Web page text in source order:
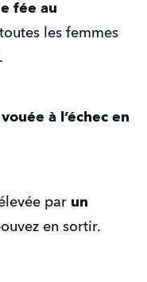
fée au
les femmes
à l’échec en
par un
en sortir.